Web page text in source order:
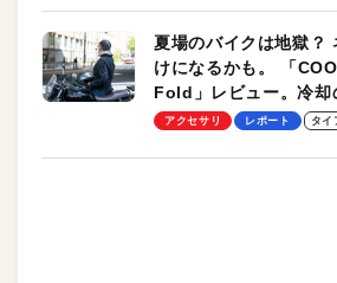
夏場のバイクは地獄？
けになるかも。 「
Fold」レビュー。冷却
却プレート、シンプル
アクセサリ レポート タイ